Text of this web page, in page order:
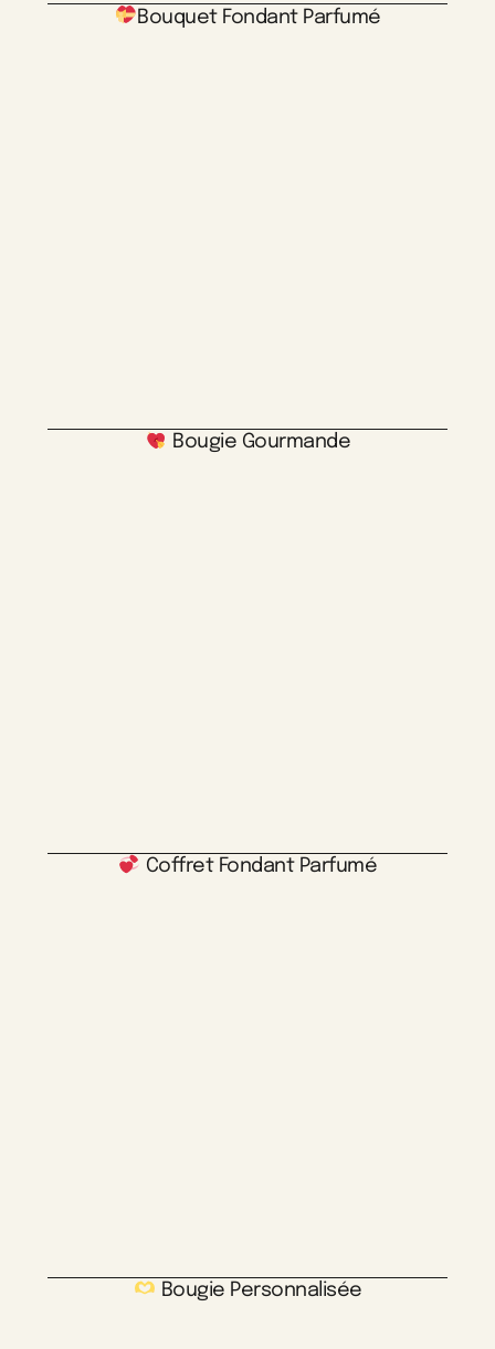
Bouquet Fondant Parfumé
Bougie Gourmande
Coffret Fondant Parfumé
Bougie Personnalisée